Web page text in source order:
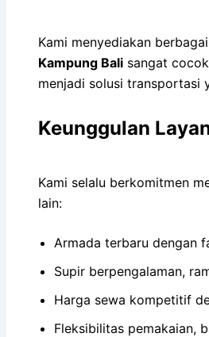
Kami menyediakan
Kampung Bali sangat
menjadi solusi transportasi
Keunggulan
Kami selalu berkomitmen
lain:
Armada terbaru dengan
Supir berpengalaman,
Harga sewa kompetitif
Fleksibilitas pemakaian,